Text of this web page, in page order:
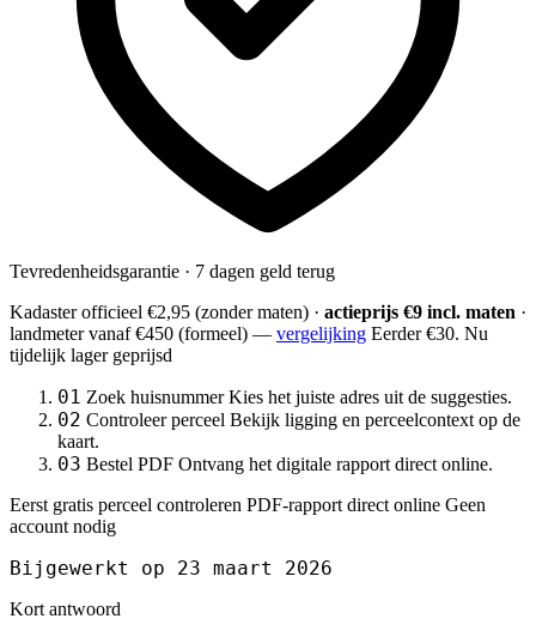
Tevredenheidsgarantie · 7 dagen geld terug
Kadaster officieel €2,95 (zonder maten) · actieprijs €9 incl. maten ·
landmetervanaf €450 (formeel) — vergelijking Eerder €30. Nu
tijdelijk lager geprijsd
01 Zoek huisnummer Kies het juiste adres uit de suggesties.
02 Controleer perceel Bekijk ligging en perceelcontext op de
kaart.
03 Bestel PDF Ontvang het digitale rapport direct online.
Eerst gratis perceel controleren PDF-rapport direct online Geen
account nodig
Bijgewerkt op 23 maart 2026
Kort antwoord